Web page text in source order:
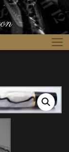
plume PARKER